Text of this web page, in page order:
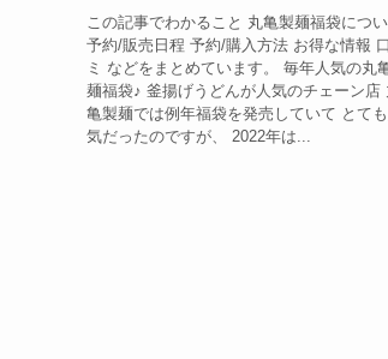
この記事でわかること 丸亀製麺福袋につ
予約/販売日程 予約/購入方法 お得な情報
ミ などをまとめています。 毎年人気の丸
麺福袋♪ 釜揚げうどんが人気のチェーン店
亀製麺では例年福袋を発売していて とても
気だったのですが、 2022年は...